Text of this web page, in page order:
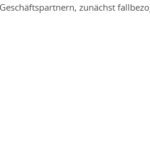
zunächst